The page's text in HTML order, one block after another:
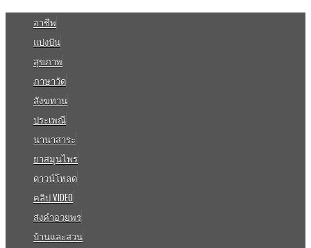
อาชีพ
แบ่งปัน
สุขภาพ
ภาษาวัด
สังฆทาน
ประเพณี
นานาสาระ
ยาสมุนไพร
ดาวน์โหลด
คลิป VIDEO
ส่งคำอวยพร
บ้านและสวน